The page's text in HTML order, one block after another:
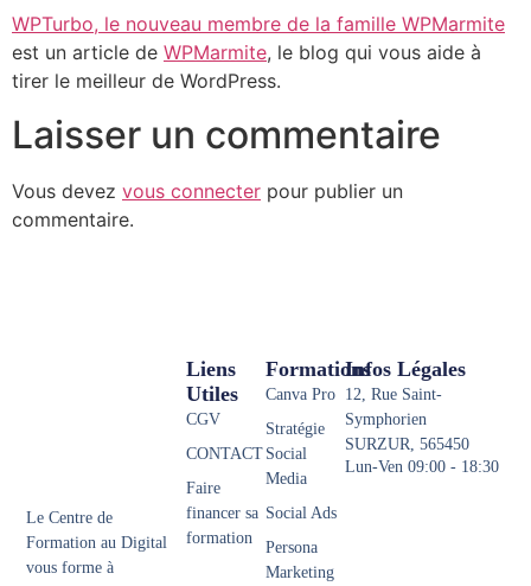
WPTurbo, le nouveau membre de la famille WPMarmite
est un article de WPMarmite, le blog qui vous aide à
tirer le meilleur de WordPress.
Laisser un commentaire
Vous devez vous connecter pour publier un
commentaire.
Le Centre de
Formation au Digital
vous forme à
Formations
Canva Pro
Stratégie
Social
Media
Social Ads
Persona
Marketing
Liens
Utiles
CGV
CONTACT
Faire
financer sa
formation
Infos Légales
12, Rue Saint-
Symphorien
SURZUR, 565450
Lun-Ven 09:00 - 18:30